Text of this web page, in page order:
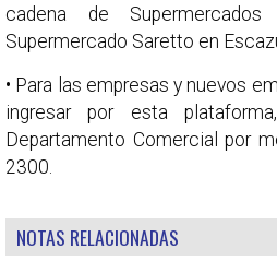
cadena de
Supermercado Saretto en
• Para las empresas y nuevos
ingresar por esta
Departamento Comercial por
2300.
NOTAS RELACIONADAS